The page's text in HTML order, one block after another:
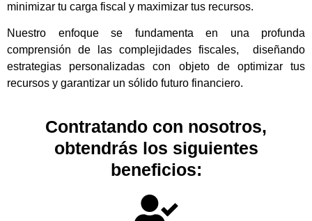
minimizar tu carga fiscal y maximizar tus recursos.
Nuestro enfoque se fundamenta en una profunda
comprensión de las complejidades fiscales, diseñando
estrategias personalizadas con objeto de optimizar tus
recursos y garantizar un sólido futuro financiero.
Contratando con nosotros,
obtendrás los siguientes
beneficios: